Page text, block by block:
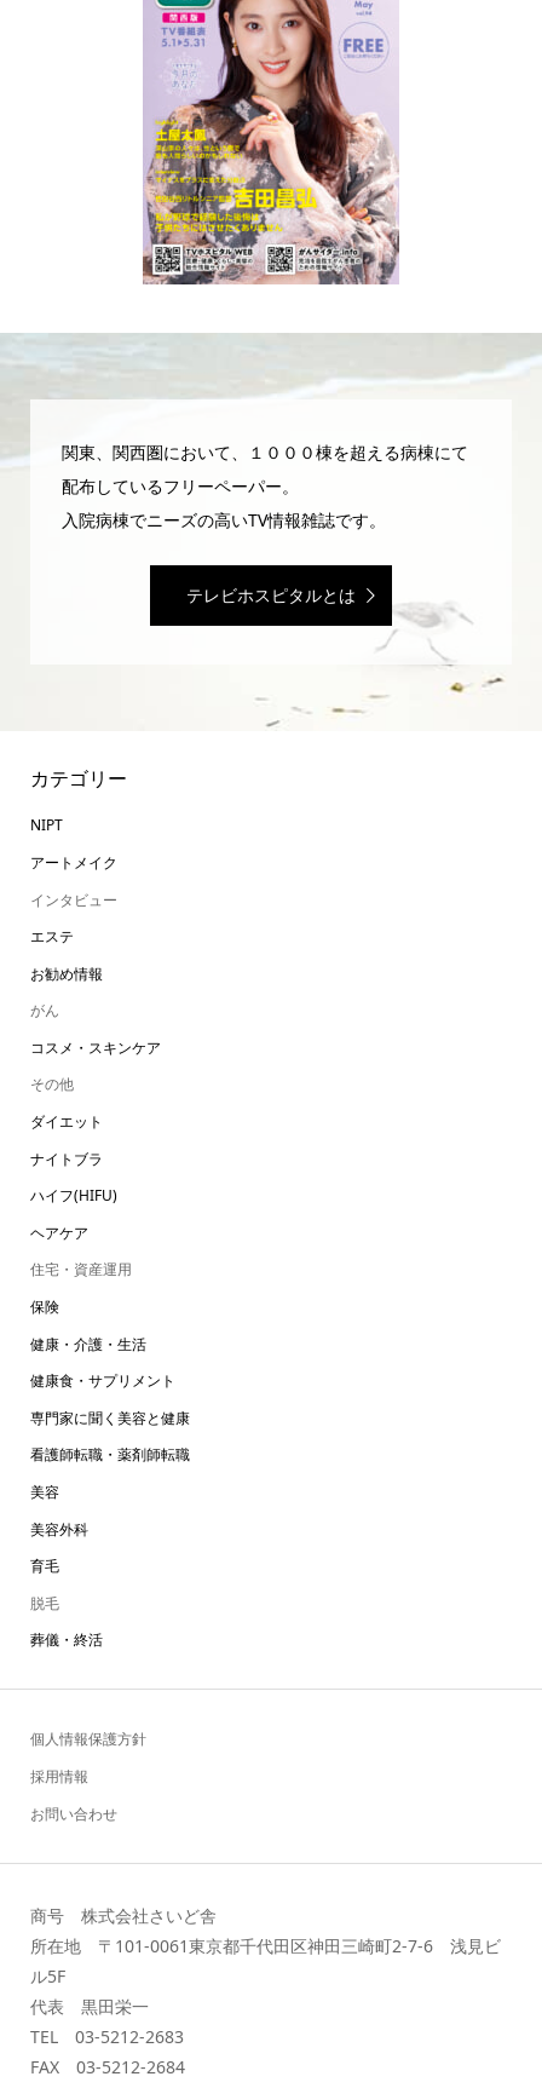
関東、関西圏において、１０００棟を超える病棟にて
配布しているフリーペーパー。
入院病棟でニーズの高いTV情報雑誌です。
テレビホスピタルとは
カテゴリー
NIPT
アートメイク
インタビュー
エステ
お勧め情報
がん
コスメ・スキンケア
その他
ダイエット
ナイトブラ
ハイフ(HIFU)
ヘアケア
住宅・資産運用
保険
健康・介護・生活
健康食・サプリメント
専門家に聞く美容と健康
看護師転職・薬剤師転職
美容
美容外科
育毛
脱毛
葬儀・終活
個人情報保護方針
採用情報
お問い合わせ
商号 株式会社さいど舎
所在地 〒101-0061東京都千代田区神田三崎町2-7-6 浅見ビ
ル5F
代表 黒田栄一
TEL 03-5212-2683
FAX 03-5212-2684